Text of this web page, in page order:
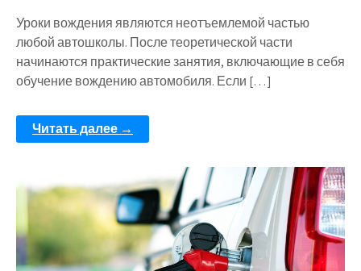
Уроки вождения являются неотъемлемой частью
любой автошколы. После теоретической части
начинаются практические занятия, включающие в себя
обучение вождению автомобиля. Если […]
Читать далее →